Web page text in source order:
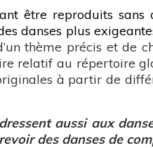
être reproduits sans
danses plus
thème précis et de
relatif au répertoire
à partir de
aussi aux
des danses de